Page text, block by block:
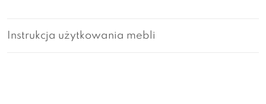
Instrukcja użytkowania mebli